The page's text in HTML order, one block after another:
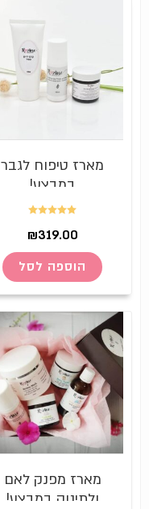
מארז טיפוח לגבר
במבצע!
מתוך 5
₪319.00
הוספה לסל
מארז מפנק לאם
ולתינוק במבצע!